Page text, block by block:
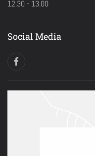
12.30 - 13.00
Social Media